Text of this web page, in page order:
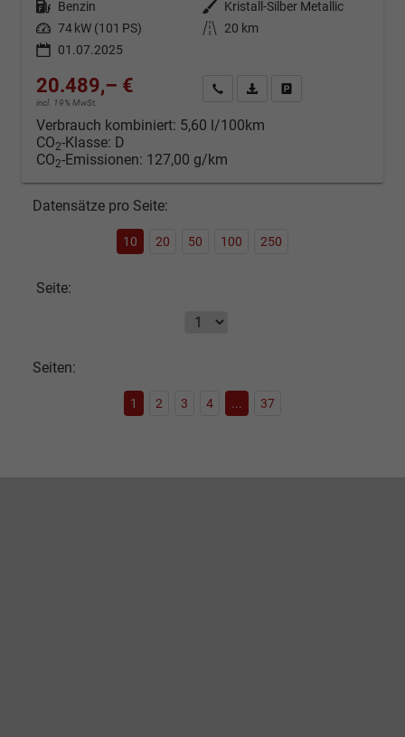
Kraftstoff Benzin Außenfarbe Kristall-Silber Metallic
Leistung 74 kW (101 PS) Kilometerstand
20 km
01.07.2025
20.489,– €
incl. 19% MwSt.
Kontakt & Angebot anfordern
PDF-Datei, Fahrzeugexposé
Verbrauch kombiniert: 5,60 l/100km
CO2-Klasse: D
CO2-Emissionen: 127,00 g/km
Datensätze pro Seite:
10 20 50 100 250
Seite:
Seiten:
1 2 3 4 ... 37